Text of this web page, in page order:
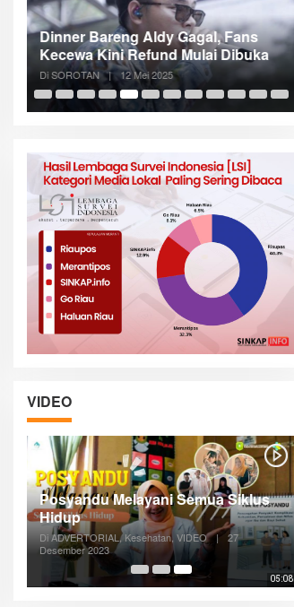
Dinner Bareng Aldy Gagal, Fans
Kecewa Kini Refund Mulai Dibuka
Di SOROTAN | 12 Mei 2025
VIDEO
05:08
Posyandu Melayani Semua Siklus
Hidup
Di ADVERTORIAL, Kesehatan, VIDEO |
27
Desember 2023